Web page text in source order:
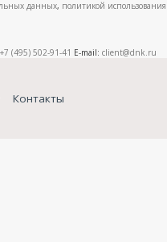
данных, политикой
+7 (495) 502-91-41 E-mail: client@dnk.ru
Контакты